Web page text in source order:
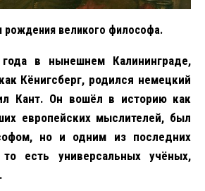
рождения великого философа.
в нынешнем Калининграде,
Кёнигсберг, родился немецкий
Кант. Он вошёл в историю как
европейских мыслителей, был
но и одним из последних
то есть универсальных учёных,